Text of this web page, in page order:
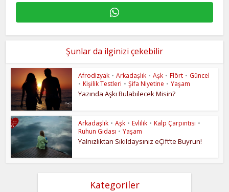
Şunlar da ilginizi çekebilir
Afrodizyak • Arkadaşlık • Aşk • Flört • Güncel
• Kişilik Testleri • Şifa Niyetine • Yaşam
Yazında Aşkı Bulabilecek Misin?
Arkadaşlık • Aşk • Evlilik • Kalp Çarpıntısı •
Ruhun Gıdası • Yaşam
Yalnızlıktan Sıkıldaysınız eÇift’te Buyrun!
Kategoriler